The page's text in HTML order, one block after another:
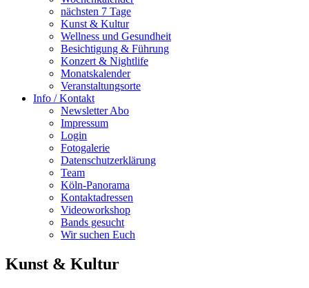
nächsten 7 Tage
Kunst & Kultur
Wellness und Gesundheit
Besichtigung & Führung
Konzert & Nightlife
Monatskalender
Veranstaltungsorte
Info / Kontakt
Newsletter Abo
Impressum
Login
Fotogalerie
Datenschutzerklärung
Team
Köln-Panorama
Kontaktadressen
Videoworkshop
Bands gesucht
Wir suchen Euch
Kunst & Kultur